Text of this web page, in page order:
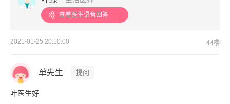
查看医生语音回答
2021-01-25 20:10:00 44楼
单先生 提问
叶医生好